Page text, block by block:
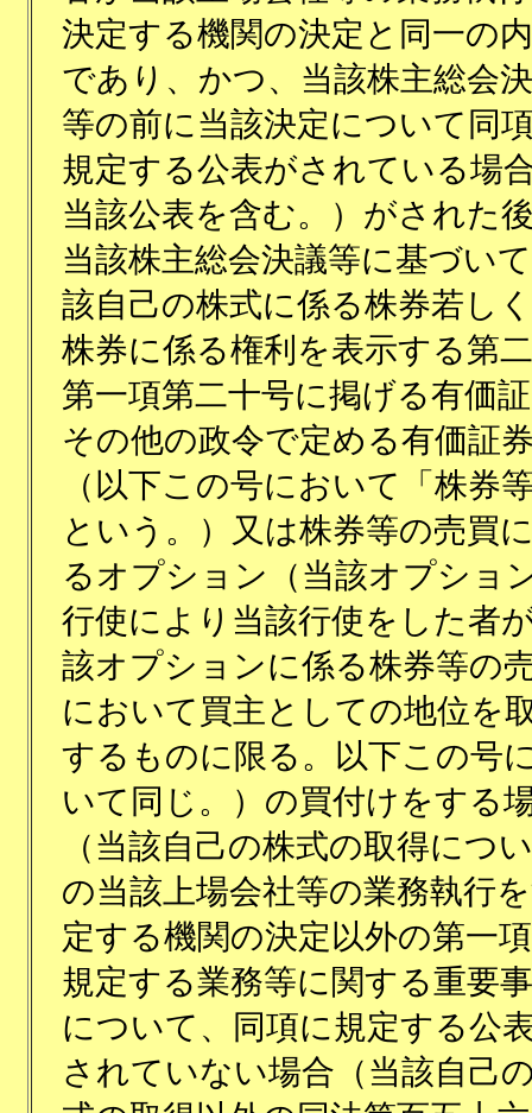
決定する機関の決定と同一の
であり、かつ、当該株主総会
等の前に当該決定について同
規定する公表がされている場
当該公表を含む。）がされた
当該株主総会決議等に基づい
該自己の株式に係る株券若し
株券に係る権利を表示する第
第一項第二十号に掲げる有価
その他の政令で定める有価証
（以下この号において「株券
という。）又は株券等の売買
るオプション（当該オプショ
行使により当該行使をした者
該オプションに係る株券等の
において買主としての地位を
するものに限る。以下この号
いて同じ。）の買付けをする
（当該自己の株式の取得につ
の当該上場会社等の業務執行
定する機関の決定以外の第一
規定する業務等に関する重要
について、同項に規定する公
されていない場合（当該自己